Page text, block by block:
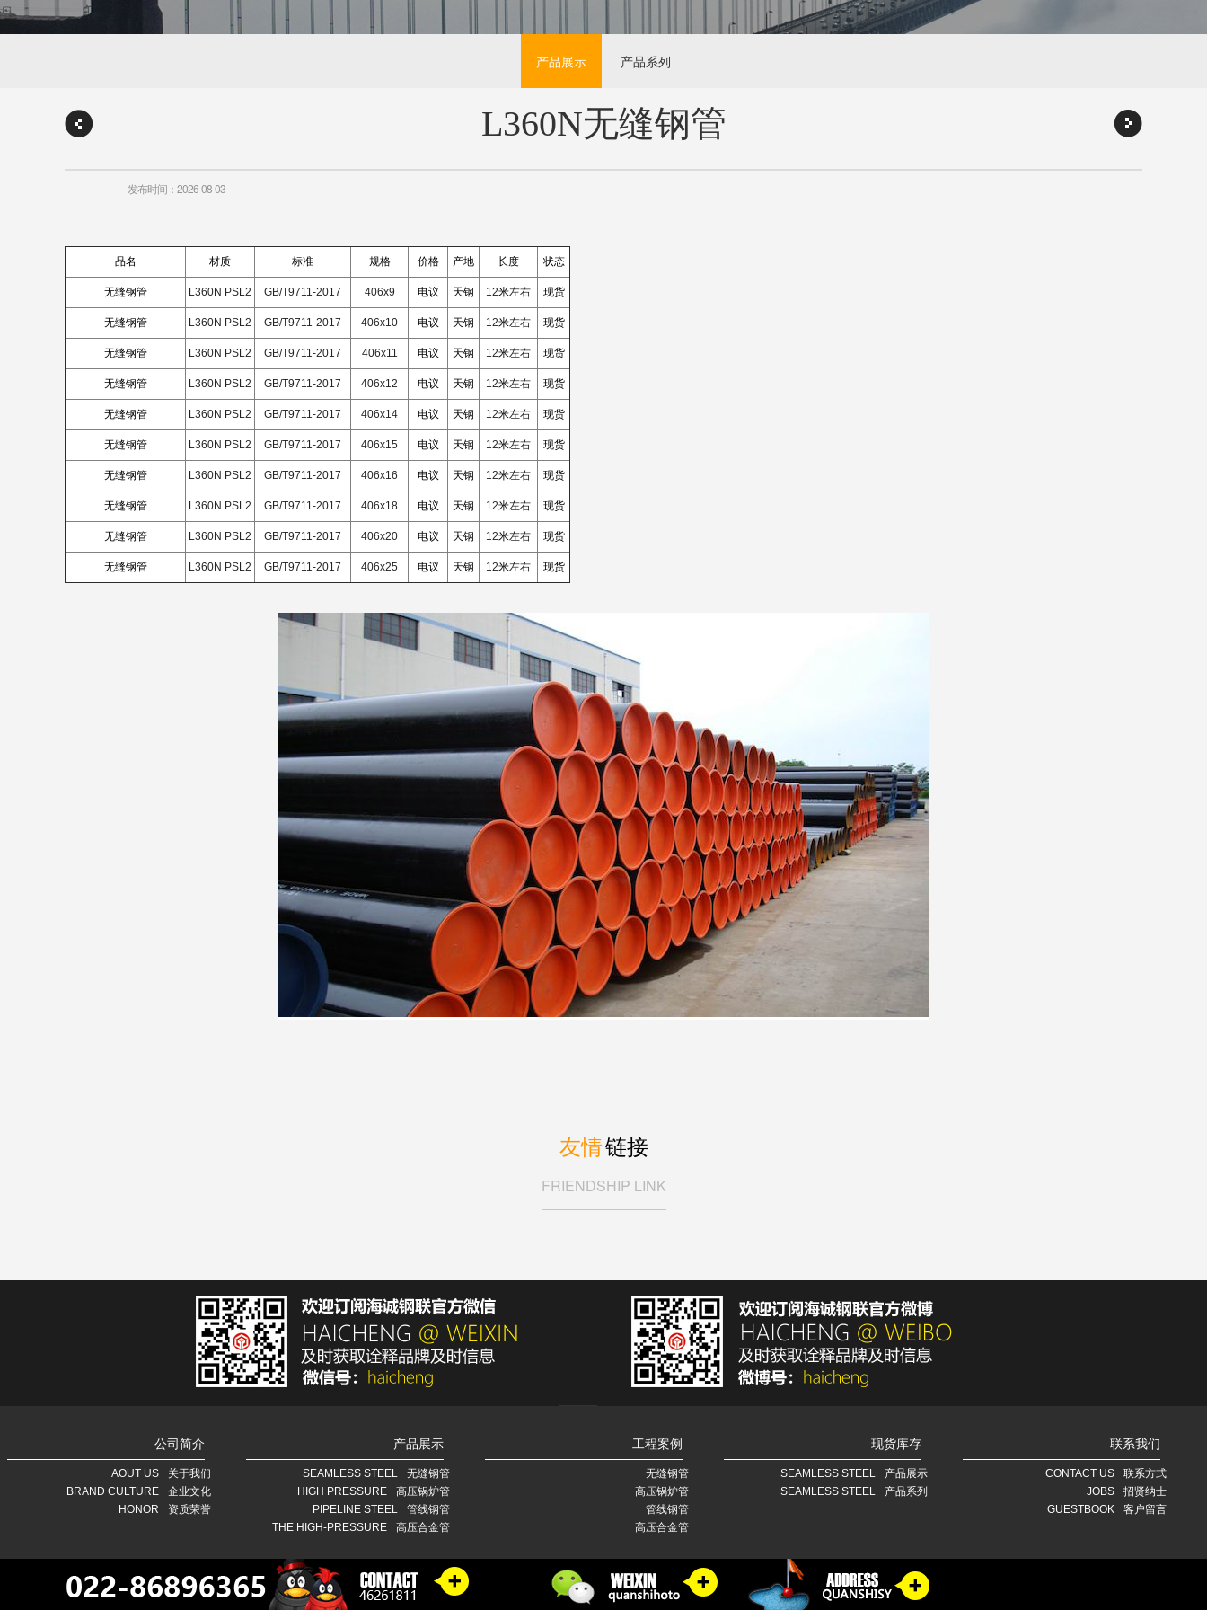
产品展示 产品系列
L360N无缝钢管
发布时间：2026-08-03
品名 材质 标准 规格 价格 产地 长度 状态
无缝钢管 L360N PSL2 GB/T9711-2017 406x9 电议 天钢 12米左右 现货
无缝钢管 L360N PSL2 GB/T9711-2017 406x10 电议 天钢 12米左右 现货
无缝钢管 L360N PSL2 GB/T9711-2017 406x11 电议 天钢 12米左右 现货
无缝钢管 L360N PSL2 GB/T9711-2017 406x12 电议 天钢 12米左右 现货
无缝钢管 L360N PSL2 GB/T9711-2017 406x14 电议 天钢 12米左右 现货
无缝钢管 L360N PSL2 GB/T9711-2017 406x15 电议 天钢 12米左右 现货
无缝钢管 L360N PSL2 GB/T9711-2017 406x16 电议 天钢 12米左右 现货
无缝钢管 L360N PSL2 GB/T9711-2017 406x18 电议 天钢 12米左右 现货
无缝钢管 L360N PSL2 GB/T9711-2017 406x20 电议 天钢 12米左右 现货
无缝钢管 L360N PSL2 GB/T9711-2017 406x25 电议 天钢 12米左右 现货
友情链接
FRIENDSHIP LINK
公司简介
AOUT US
关于我们
BRAND CULTURE
企业文化
HONOR
资质荣誉
产品展示
SEAMLESS STEEL
无缝钢管
HIGH PRESSURE
高压锅炉管
PIPELINE STEEL
管线钢管
THE HIGH-PRESSURE
高压合金管
工程案例
无缝钢管
高压锅炉管
管线钢管
高压合金管
现货库存
SEAMLESS STEEL
产品展示
SEAMLESS STEEL
产品系列
联系我们
CONTACT US
联系方式
JOBS
招贤纳士
GUESTBOOK
客户留言